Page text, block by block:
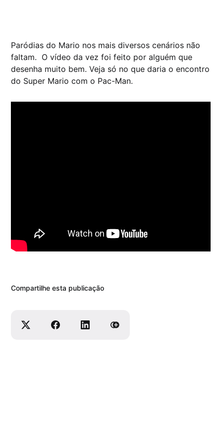
Paródias do Mario nos mais diversos cenários não
faltam. O vídeo da vez foi feito por alguém que
desenha muito bem. Veja só no que daria o encontro
do Super Mario com o Pac-Man.
Compartilhe esta publicação